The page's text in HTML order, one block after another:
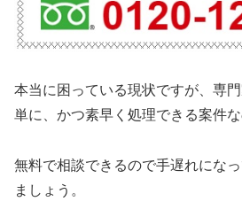
本当に困っている現状ですが、専
単に、かつ素早く処理できる案件な
無料で相談できるので手遅れにな
ましょう。